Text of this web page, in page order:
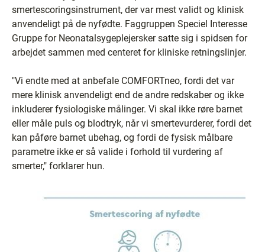
smertescoringsinstrument, der var mest validt og klinisk
anvendeligt på de nyfødte. Faggruppen Speciel Interesse
Gruppe for Neonatalsygeplejersker satte sig i spidsen for
arbejdet sammen med centeret for kliniske retningslinjer.
"Vi endte med at anbefale COMFORTneo, fordi det var
mere klinisk anvendeligt end de andre redskaber og ikke
inkluderer fysiologiske målinger. Vi skal ikke røre barnet
eller måle puls og blodtryk, når vi smertevurderer, fordi det
kan påføre barnet ubehag, og fordi de fysisk målbare
parametre ikke er så valide i forhold til vurdering af
smerter," forklarer hun.